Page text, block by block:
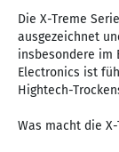
Die X-Treme
ausgezeichnet
insbesondere im
Electronics ist
Hightech-
Was macht die